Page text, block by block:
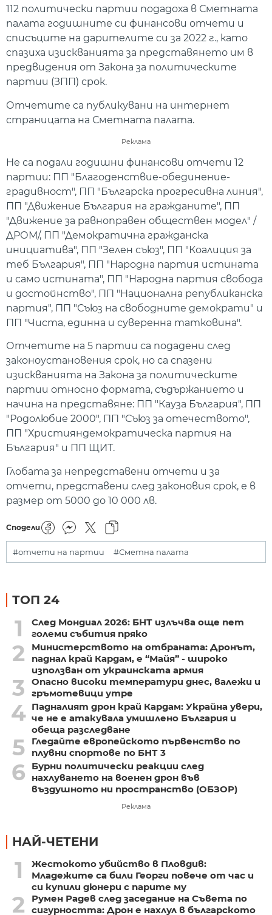
112 политически партии подадоха в Сметната
палата годишните си финансови отчети и
списъците на дарителите си за 2022 г., като
спазиха изискванията за представянето им в
предвидения от Закона за политическите
партии (ЗПП) срок.
Отчетите са публикувани на интернет
страницата на Сметната палата.
Реклама
Не са подали годишни финансови отчети 12
партии: ПП "Благоденствие-обединение-
градивност", ПП "Българска прогресивна линия",
ПП "Движение България на гражданите", ПП
"Движение за равноправен обществен модел" /
ДРОМ/, ПП "Демократична гражданска
инициатива", ПП "Зелен съюз", ПП "Коалиция за
теб България", ПП "Народна партия истината
и само истината", ПП "Народна партия свобода
и достойнство", ПП "Национална републиканска
партия", ПП "Съюз на свободните демократи" и
ПП "Чиста, единна и суверенна татковина".
Отчетите на 5 партии са подадени след
законоустановения срок, но са спазени
изискванията на Закона за политическите
партии относно формата, съдържанието и
начина на представяне: ПП "Кауза България", ПП
"Родолюбие 2000", ПП "Съюз за отечеството",
ПП "Християндемократическа партия на
България" и ПП ЩИТ.
Глобата за непредставени отчети и за
отчети, представени след законовия срок, е в
размер от 5000 до 10 000 лв.
Сподели
#отчети на партии #Сметна палата
ТОП 24
1
След Мондиал 2026: БНТ излъчва още пет
големи събития пряко
2
Министерството на отбраната: Дронът,
паднал край Кардам, е “Майя” - широко
използван от украинската армия
3
Опасно високи температури днес, валежи и
гръмотевици утре
4 Падналият дрон край Кардам: Украйна увери,
че не е атакувала умишлено България и
обеща разследване
5
Гледайте европейското първенство по
плувни спортове по БНТ 3
6
Бурни политически реакции след
нахлуването на военен дрон във
въздушното ни пространство (ОБЗОР)
Реклама
НАЙ-ЧЕТЕНИ
1
Жестокото убийство в Пловдив:
Младежите са били Георги повече от час и
си купили дюнери с парите му
2
Румен Радев след заседание на Съвета по
сигурността: Дрон е нахлул в българското